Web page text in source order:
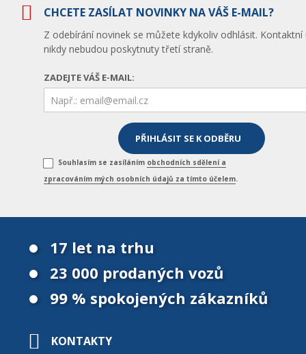
CHCETE ZASÍLAT NOVINKY NA VÁŠ E-MAIL?
Z odebírání novinek se můžete kdykoliv odhlásit. Kontaktní
nikdy nebudou poskytnuty třetí straně.
ZADEJTE VÁŠ E-MAIL:
Souhlasím se zasíláním obchodních sdělení a
zpracováním mých osobních údajů za tímto účelem.
17 let na trhu
23 000 prodaných vozů
99 % spokojených zákazníků
KONTAKTY